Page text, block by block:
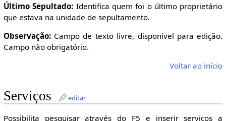
Último Sepultado: Identifica quem foi o último proprietário
que estava na unidade de sepultamento.
Observação:Campo de texto livre, disponível para edição.
Campo não obrigatório.
Voltar ao início
Serviços editar
Possibilita pesquisar através do F5 e inserir serviços a